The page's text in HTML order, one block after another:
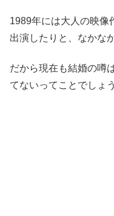
1989年には大人の映像
出演したりと、なかな
だから現在も結婚の噂
てないってことでしょ